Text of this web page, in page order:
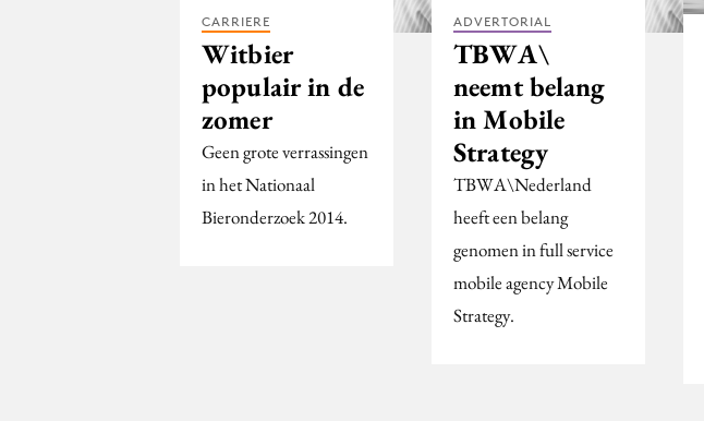
CARRIERE
Witbier
populair in de
zomer
Geen grote verrassingen
in het Nationaal
Bieronderzoek 2014.
ADVERTORIAL
TBWA\
neemt belang
in Mobile
Strategy
TBWA\Nederland
heeft een belang
genomen in full service
mobile agency Mobile
Strategy.